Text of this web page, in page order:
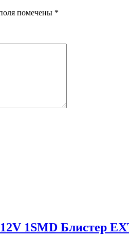
помечены *
1SMD Блистер